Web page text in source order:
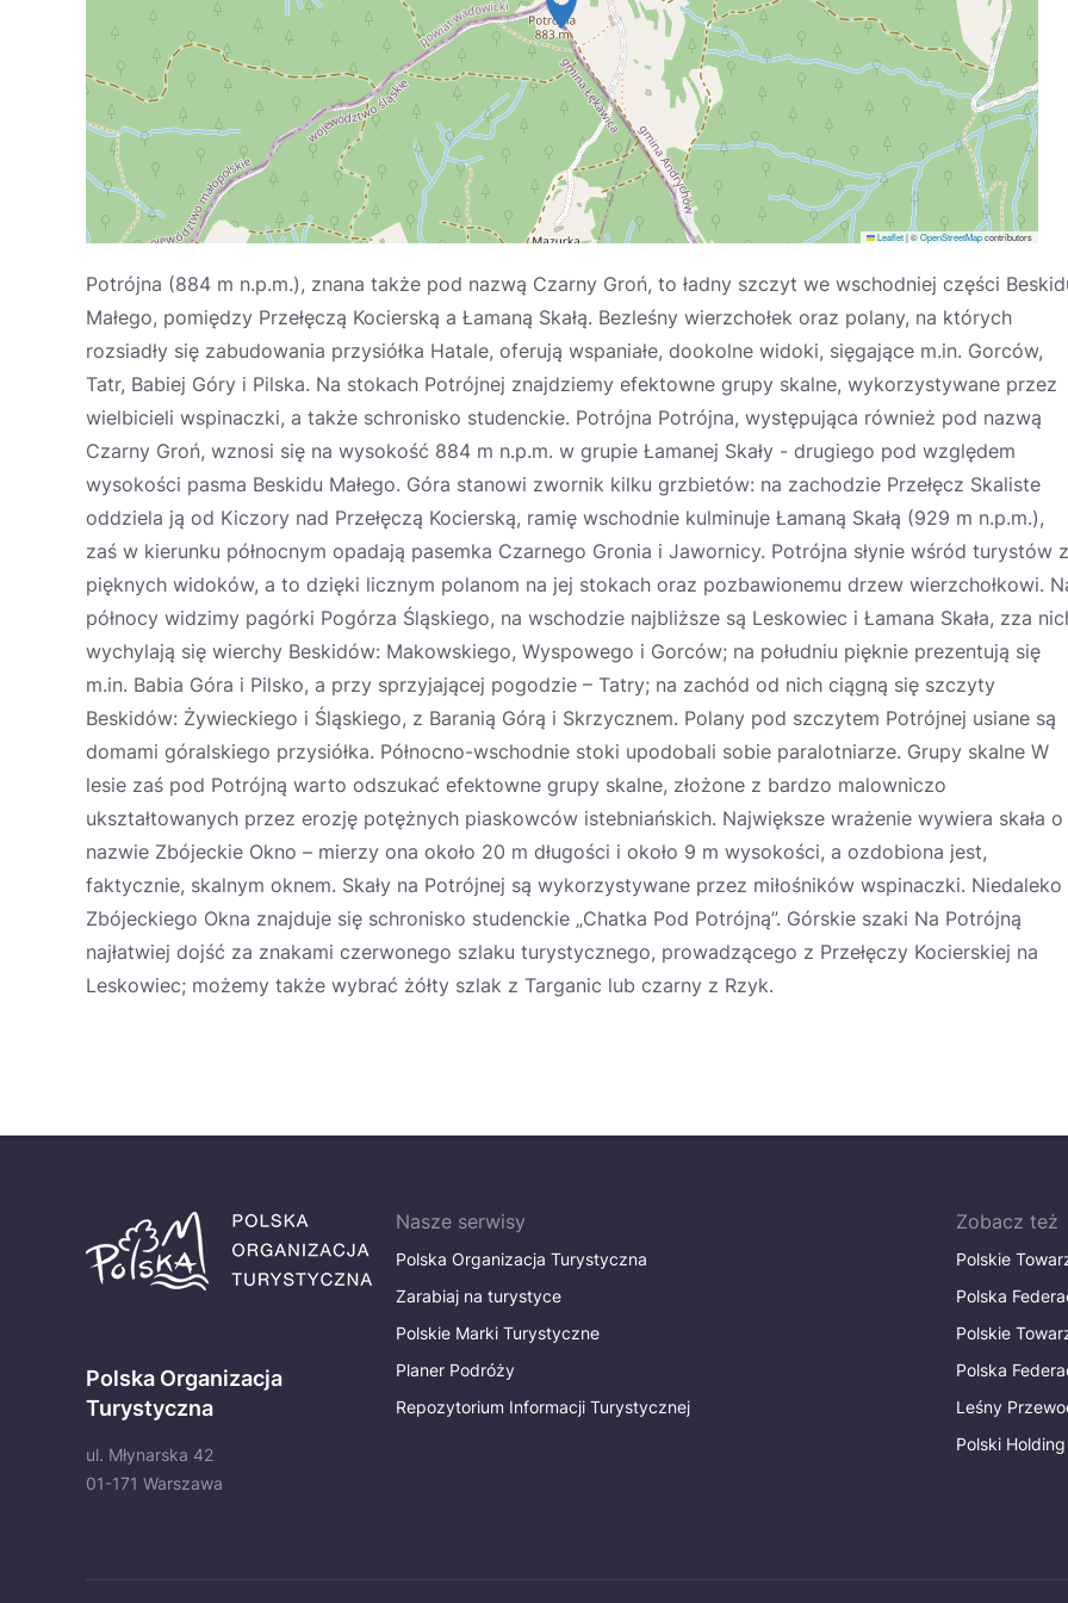
Leaflet|©OpenStreetMapcontributors
Potrójna (884 m n.p.m.), znana także pod nazwą Czarny Groń, to ładny szczyt we wschodniej części
Małego, pomiędzy Przełęczą Kocierską a Łamaną Skałą. Bezleśny wierzchołek oraz polany, na których
rozsiadły się zabudowania przysiółka Hatale, oferują wspaniałe, dookolne widoki, sięgające m.in. Gorców,
Tatr, Babiej Góry i Pilska. Na stokach Potrójnej znajdziemy efektowne grupy skalne, wykorzystywane przez
wielbicieli wspinaczki, a także schronisko studenckie. Potrójna Potrójna, występująca również pod nazwą
Czarny Groń, wznosi się na wysokość 884 m n.p.m. w grupie Łamanej Skały - drugiego pod względem
wysokości pasma Beskidu Małego. Góra stanowi zwornik kilku grzbietów: na zachodzie Przełęcz Skaliste
oddziela ją od Kiczory nad Przełęczą Kocierską, ramię wschodnie kulminuje Łamaną Skałą (929 m n.p.m.),
zaś w kierunku północnym opadają pasemka Czarnego Gronia i Jawornicy. Potrójna słynie wśród turystów z
pięknych widoków, a to dzięki licznym polanom na jej stokach oraz pozbawionemu drzew wierzchołkowi.
północy widzimy pagórki Pogórza Śląskiego, na wschodzie najbliższe są Leskowiec i Łamana Skała, zza
wychylają się wierchy Beskidów: Makowskiego, Wyspowego i Gorców; na południu pięknie prezentują się
m.in. Babia Góra i Pilsko, a przy sprzyjającej pogodzie – Tatry; na zachód od nich ciągną się szczyty
Beskidów: Żywieckiego i Śląskiego, z Baranią Górą i Skrzycznem. Polany pod szczytem Potrójnej usiane są
domami góralskiego przysiółka. Północno-wschodnie stoki upodobali sobie paralotniarze. Grupy skalne W
lesie zaś pod Potrójną warto odszukać efektowne grupy skalne, złożone z bardzo malowniczo
ukształtowanych przez erozję potężnych piaskowców istebniańskich. Największe wrażenie wywiera skała o
nazwie Zbójeckie Okno – mierzy ona około 20 m długości i około 9 m wysokości, a ozdobiona jest,
faktycznie, skalnym oknem. Skały na Potrójnej są wykorzystywane przez miłośników wspinaczki. Niedaleko
Zbójeckiego Okna znajduje się schronisko studenckie „Chatka Pod Potrójną”. Górskie szaki Na Potrójną
najłatwiej dojść za znakami czerwonego szlaku turystycznego, prowadzącego z Przełęczy Kocierskiej na
Leskowiec; możemy także wybrać żółty szlak z Targanic lub czarny z Rzyk.
Polska Organizacja
Turystyczna
ul. Młynarska 42
01-171 Warszawa
Nasze serwisy
Polska Organizacja Turystyczna
Zarabiaj na turystyce
Polskie Marki Turystyczne
Planer Podróży
Repozytorium Informacji Turystycznej
Zobacz też
Polskie
Polska
Polskie
Polska
Leśny
Polski